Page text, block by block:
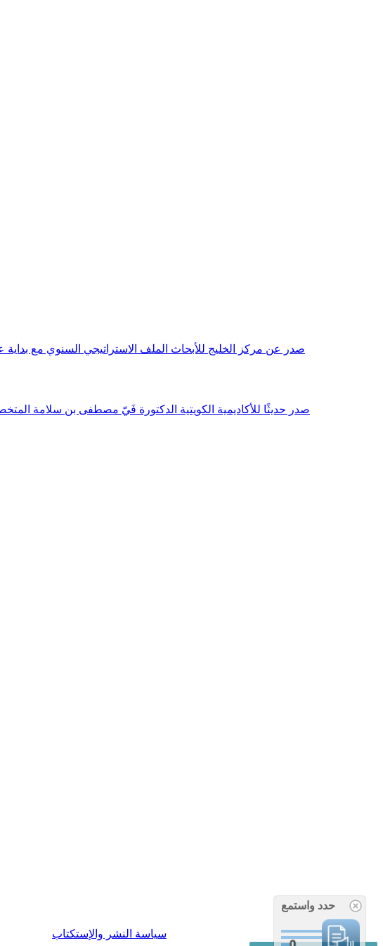
صدر عن مركز الخليج للأبحاث الملف الاستراتيجي السنوي مع بداية عام 2026م، باللغتين العربية والانجليزية وتضمن دراسات تحليلية ورؤى معمقة، وقراءات دقيقة ورصدًا واستشرافًا
صدر حديثًا للأكاديمية الكويتية الدكتورة فَيّ مصطفى بن سلامة
سياسة النشر والإستكتاب
حدد واستمع